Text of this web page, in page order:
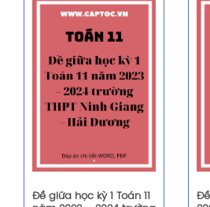
Đề giữa học kỳ 1 Toán 11